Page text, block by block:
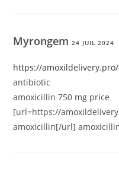
Myrongem24 JUIL 2024
https://
antibiotic
amoxicillin 750 mg price
[url=https://
amoxicillin[/url]